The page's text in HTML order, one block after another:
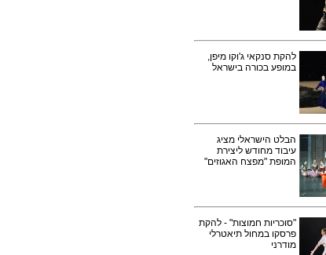
להקת סנקאי ג'וקו מיפן,
במופע בכורה בישראל
הבלט הישראלי מציג
עיבוד מחודש ליצירת
המופת "מפצח האגוזים"
"סוכריות חמוצות" - להקת
פרסקו במחול תיאטרלי
מודרני